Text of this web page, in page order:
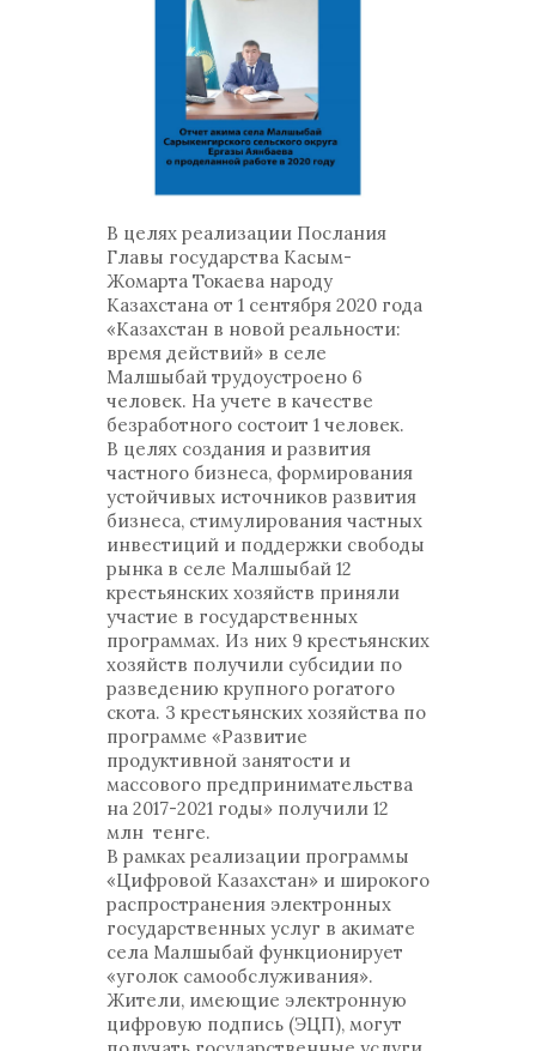
В целях реализации Послания
Главы государства Касым-
Жомарта Токаева народу
Казахстана от 1 сентября 2020 года
«Казахстан в новой реальности:
время действий» в селе
Малшыбай трудоустроено 6
человек. На учете в качестве
безработного состоит 1 человек.
В целях создания и развития
частного бизнеса, формирования
устойчивых источников развития
бизнеса, стимулирования частных
инвестиций и поддержки свободы
рынка в селе Малшыбай 12
крестьянских хозяйств приняли
участие в государственных
программах. Из них 9 крестьянских
хозяйств получили субсидии по
разведению крупного рогатого
скота. 3 крестьянских хозяйства по
программе «Развитие
продуктивной занятости и
массового предпринимательства
на 2017-2021 годы» получили 12
млн тенге.
В рамках реализации программы
«Цифровой Казахстан» и широкого
распространения электронных
государственных услуг в акимате
села Малшыбай функционирует
«уголок самообслуживания».
Жители, имеющие электронную
цифровую подпись (ЭЦП), могут